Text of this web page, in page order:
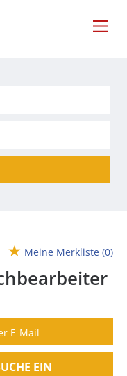
Meine Merkliste (0)
E-Mail
EIN